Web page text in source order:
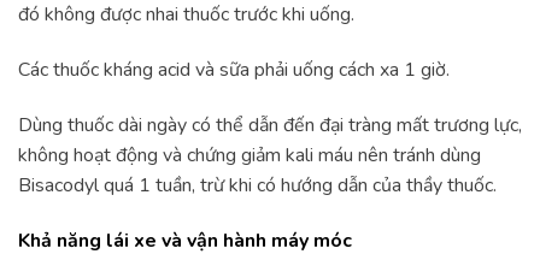
đó không được nhai thuốc trước khi uống.
Các thuốc kháng acid và sữa phải uống cách xa 1 giờ.
Dùng thuốc dài ngày có thể dẫn đến đại tràng mất trương lực,
không hoạt động và chứng giảm kali máu nên tránh dùng
Bisacodyl quá 1 tuần, trừ khi có hướng dẫn của thầy thuốc.
Khả năng lái xe và vận hành máy móc